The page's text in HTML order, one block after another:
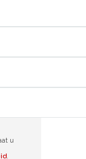
u
.